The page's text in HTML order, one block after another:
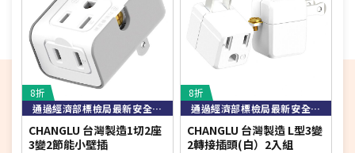
8折
通過經濟部標檢局最新安全規範檢驗
CHANGLU 台灣製造1切2座
3變2節能小壁插
8折
通過經濟部標檢局最新安全規範檢驗
CHANGLU 台灣製造 L型3變
2轉接插頭(白）2入組